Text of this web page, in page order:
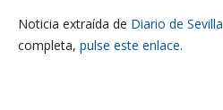
Noticia extraída de Diario de Sevilla
completa, pulse este enlace.